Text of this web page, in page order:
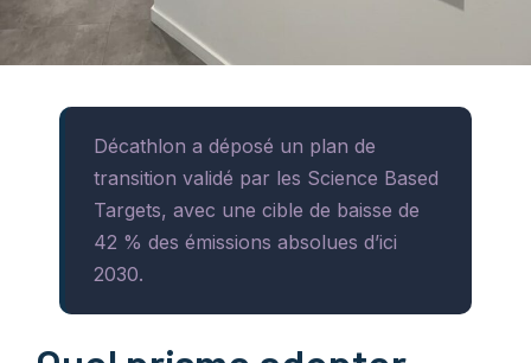
Décathlon a déposé un plan de
transition validé par les Science Based
Targets, avec une cible de baisse de
42 % des émissions absolues d’ici
2030.